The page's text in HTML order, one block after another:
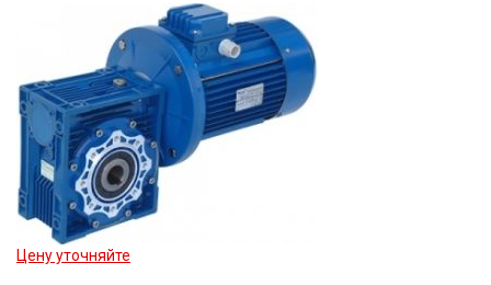
Цену уточняйте